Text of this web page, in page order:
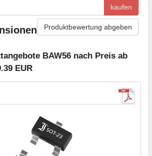
kaufen
Produktbewertung abgeben
BAW56 nach Preis ab
EUR